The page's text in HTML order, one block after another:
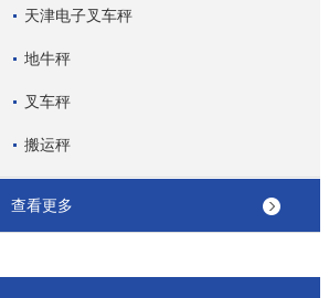
天津电子叉车秤
地牛秤
叉车秤
搬运秤
查看更多